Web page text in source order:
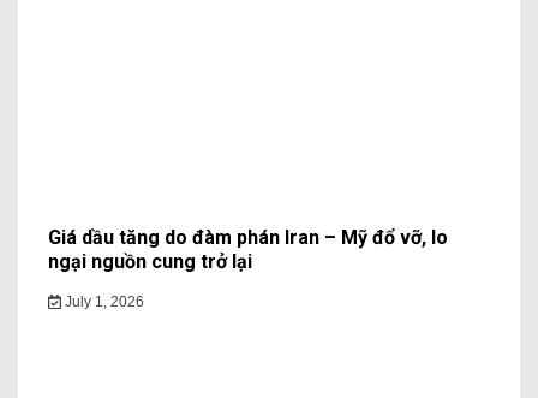
Giá dầu tăng do đàm phán Iran – Mỹ đổ vỡ, lo
ngại nguồn cung trở lại
July 1, 2026